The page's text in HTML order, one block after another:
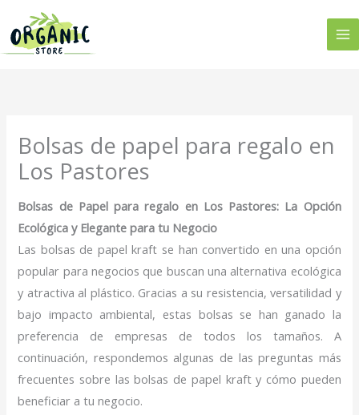
contenido
Bolsas de papel para regalo en
Los Pastores
Bolsas de Papel para regalo en Los Pastores: La Opción
Ecológica y Elegante para tu Negocio
Las bolsas de papel kraft se han convertido en una opción
popular para negocios que buscan una alternativa ecológica
y atractiva al plástico. Gracias a su resistencia, versatilidad y
bajo impacto ambiental, estas bolsas se han ganado la
preferencia de empresas de todos los tamaños. A
continuación, respondemos algunas de las preguntas más
frecuentes sobre las bolsas de papel kraft y cómo pueden
beneficiar a tu negocio.